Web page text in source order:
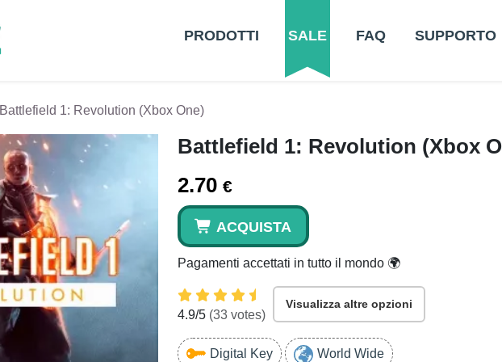
PRODOTTI SALE FAQ SUPPORTO
Battlefield 1: Revolution (Xbox One)
Battlefield 1: Revolution (Xbox
2.70 €
ACQUISTA
Pagamenti accettati in tutto il mondo 🌍
4.9/5 (33 votes)
Visualizza altre opzioni
Digital Key World Wide